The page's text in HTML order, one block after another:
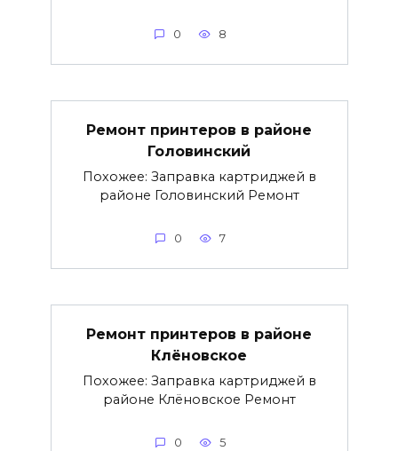
0 8
Ремонт принтеров в районе
Головинский
Похожее: Заправка картриджей в
районе Головинский Ремонт
0 7
Ремонт принтеров в районе
Клёновское
Похожее: Заправка картриджей в
районе Клёновское Ремонт
0 5